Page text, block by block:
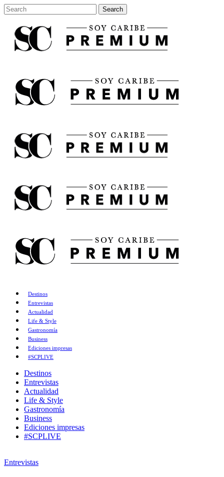
Destinos
Entrevistas
Actualidad
Life & Style
Gastronomía
Business
Ediciones impresas
#SCPLIVE
Destinos
Entrevistas
Actualidad
Life & Style
Gastronomía
Business
Ediciones impresas
#SCPLIVE
Entrevistas